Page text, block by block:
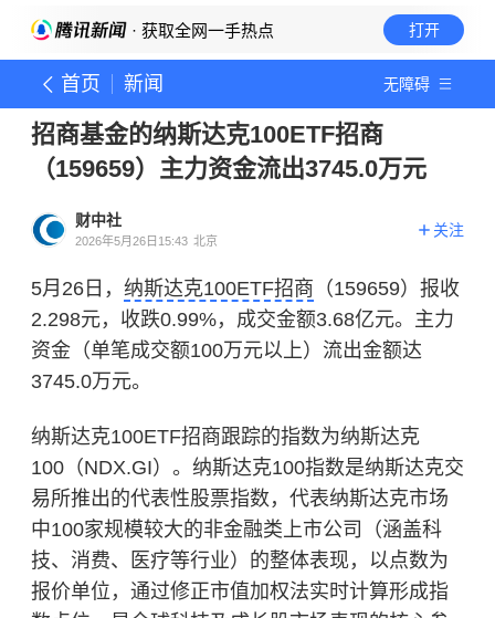
· 获取全网一手热点 打开
首页 新闻 无障碍
招商基金的纳斯达克100ETF招商
（159659）主力资金流出3745.0万元
财中社
2026年5月26日15:43 北京
关注
5月26日， 纳斯达克100ETF招商 （159659）报收
2.298元，收跌0.99%，成交金额3.68亿元。主力
资金（单笔成交额100万元以上）流出金额达
3745.0万元。
纳斯达克100ETF招商跟踪的指数为纳斯达克
100（NDX.GI）。纳斯达克100指数是纳斯达克交
易所推出的代表性股票指数，代表纳斯达克市场
中100家规模较大的非金融类上市公司（涵盖科
技、消费、医疗等行业）的整体表现，以点数为
报价单位，通过修正市值加权法实时计算形成指